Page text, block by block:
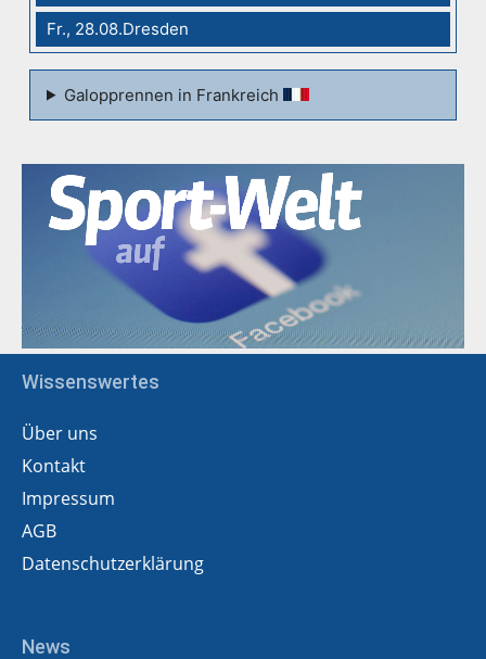
Fr., 28.08.Dresden
Galopprennen in Frankreich
Wissenswertes
Über uns
Kontakt
Impressum
AGB
Datenschutzerklärung
News